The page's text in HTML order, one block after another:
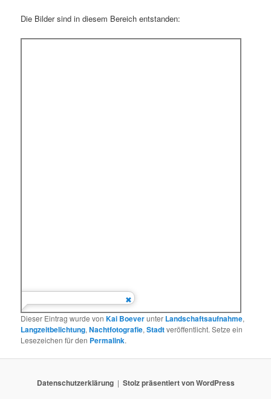
Die Bilder sind in diesem Bereich entstanden:
Dieser Eintrag wurde vonKai Boeverunter Landschaftsaufnahme,
Langzeitbelichtung,Nachtfotografie,Stadtveröffentlicht. Setze ein
Lesezeichen für den Permalink.
Datenschutzerklärung Stolz präsentiert von WordPress